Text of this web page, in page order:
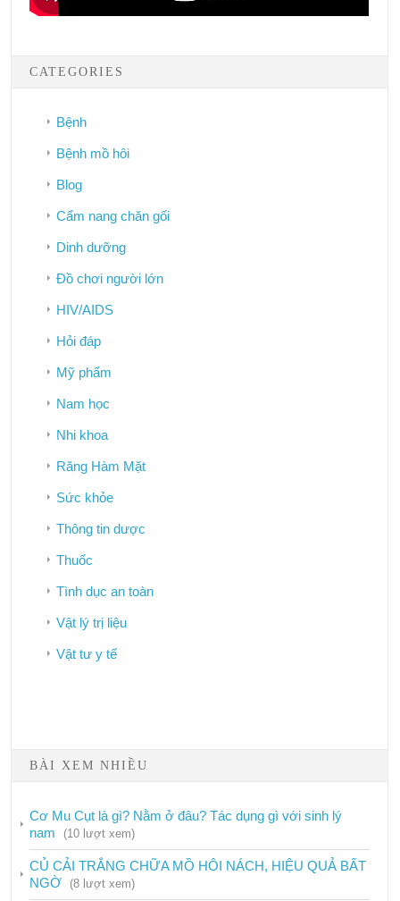
CATEGORIES
Bệnh
Bệnh mồ hôi
Blog
Cẩm nang chăn gối
Dinh dưỡng
Đồ chơi người lớn
HIV/AIDS
Hỏi đáp
Mỹ phẩm
Nam học
Nhi khoa
Răng Hàm Mặt
Sức khỏe
Thông tin dược
Thuốc
Tình dục an toàn
Vật lý trị liệu
Vật tư y tế
Phòng chống HIV/AIDS
Hướng dẫn
BÀI XEM NHIỀU
Cơ Mu Cụt là gì? Nằm ở đâu? Tác dụng gì với sinh lý
nam
(10 lượt xem)
CỦ CẢI TRẮNG CHỮA MỒ HÔI NÁCH, HIỆU QUẢ BẤT
NGỜ
(8 lượt xem)